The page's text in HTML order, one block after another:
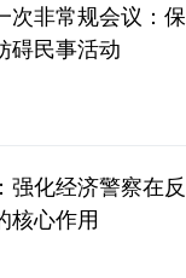
次非常规会议：保
碍民事活动
强化经济警察在反
核心作用